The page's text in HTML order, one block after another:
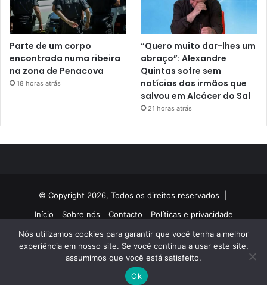
Parte de um corpo
encontrada numa ribeira
na zona de Penacova
18 horas atrás
“Quero muito dar-lhes um
abraço”: Alexandre
Quintas sofre sem
notícias dos irmãos que
salvou em Alcácer do Sal
21 horas atrás
© Copyright 2026, Todos os direitos reservados |
Início
Sobre nós Contacto Políticas e privacidade
Facebook
TwitterYouTubeInstagram
Nós utilizamos cookies para garantir que você tenha a melhor
experiência em nosso site. Se você continua a usar este site,
assumimos que você está satisfeito.
Ok